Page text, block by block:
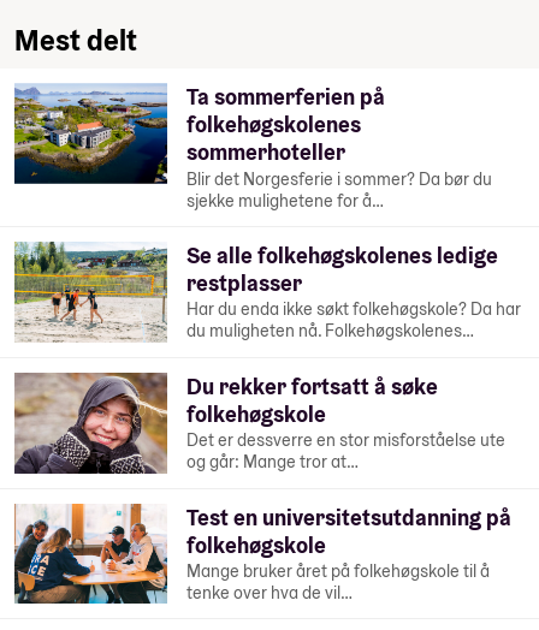
Mest delt
Ta sommerferien på
folkehøgskolenes
sommerhoteller
Blir det Norgesferie i sommer? Da bør du
sjekke mulighetene for å…
Se alle folkehøgskolenes ledige
restplasser
Har du enda ikke søkt folkehøgskole? Da har
du muligheten nå. Folkehøgskolenes…
Du rekker fortsatt å søke
folkehøgskole
Det er dessverre en stor misforståelse ute
og går: Mange tror at…
Test en universitetsutdanning på
folkehøgskole
Mange bruker året på folkehøgskole til å
tenke over hva de vil…